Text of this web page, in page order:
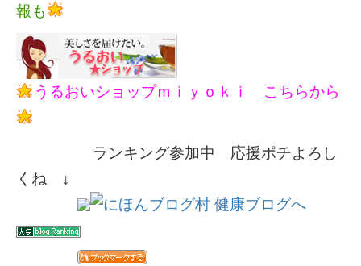
報も
うるおいショップｍｉｙｏｋｉ こちらから
ランキング参加中 応援ポチよろし
くね ↓